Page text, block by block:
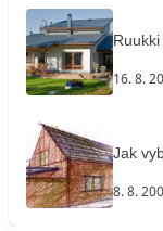
16. 8.
Jak
8. 8.